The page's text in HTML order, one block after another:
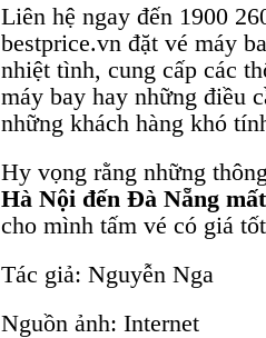
Liên hệ ngay đến 1900
bestprice.vn đặt vé máy
nhiệt tình, cung cấp các
máy bay hay những điều
những khách hàng khó
Hy vọng rằng những
Hà Nội đến Đà Nẵng
cho mình tấm vé có giá
Tác giả: Nguyễn Nga
Nguồn ảnh: Internet